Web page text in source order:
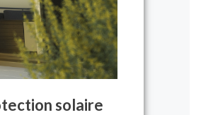
solaire